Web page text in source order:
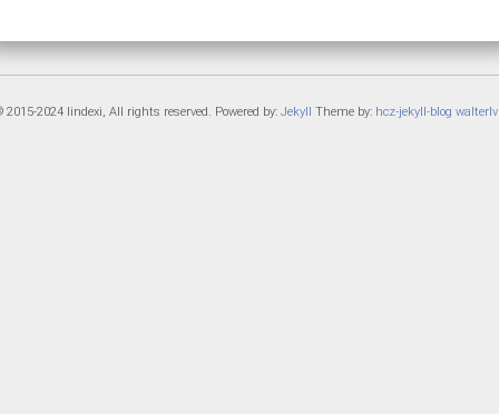
2015-2024 lindexi, All rights reserved. Powered by: Jekyll Theme by: hcz-jekyll-blog walterlv